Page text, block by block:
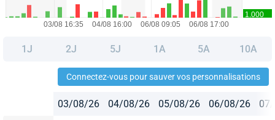
1J 2J 5J 1A 5A 10A
Connectez-vous pour sauver vos personnalisations
03/08/26 04/08/26 05/08/26 06/08/26